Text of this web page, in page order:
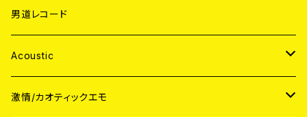
男道レコード
Acoustic
JAPAN
激情/カオティックエモ